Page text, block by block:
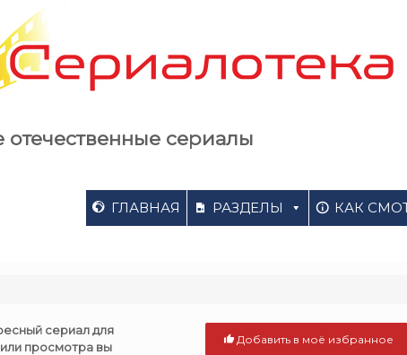
сериалы
ГЛАВНАЯ РАЗДЕЛЫ КАК
Добавить в моё избранное
сериал для
просмотра вы